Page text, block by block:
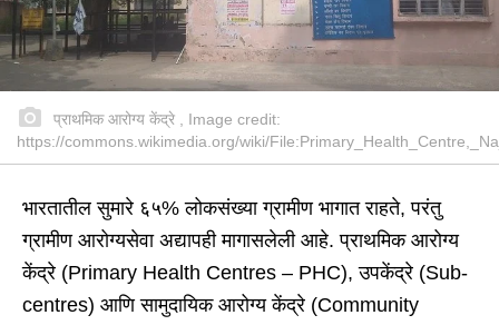
प्राथमिक आरोग्य केंद्रे , Image credit:
https://commons.wikimedia.org/wiki/
भारतातील सुमारे ६५% लोकसंख्या ग्रामीण भागात राहते, परंतु
ग्रामीण आरोग्यसेवा अद्यापही मागासलेली आहे. प्राथमिक आरोग्य
केंद्रे (Primary Health Centres – PHC), उपकेंद्रे (Sub-
centres) आणि सामुदायिक आरोग्य केंद्रे (Community